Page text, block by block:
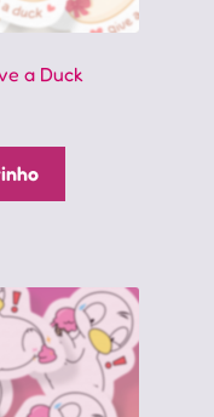
a Duck